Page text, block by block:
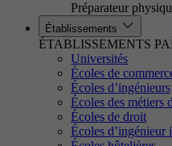
Préparateur
Établissements
ÉTABLISSEMENTS
Universités
Écoles de
Écoles d’ingénieurs
Écoles des métiers
Écoles de droit
Écoles d’ingénieur